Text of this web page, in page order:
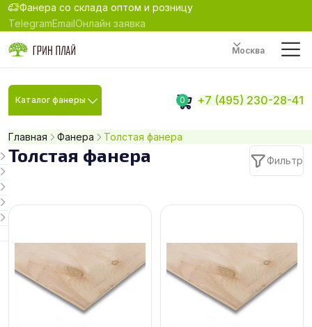
Фанера со склада оптом и розницу
TelegramEmailОнлайн заявка
Москва
Каталог фанеры 0 +7 (495) 230-28-41
Главная Фанера Толстая фанера
Толстая фанера Фильтр